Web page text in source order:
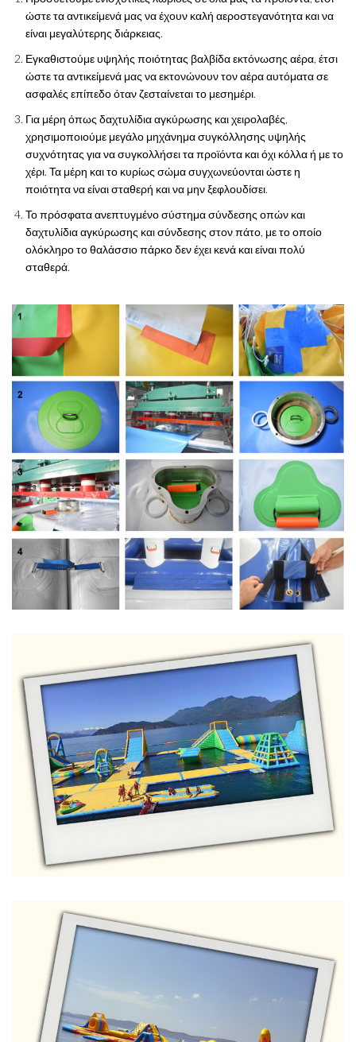
ώστε τα αντικείμενά μας να έχουν καλή αεροστεγανότητα και να
είναι μεγαλύτερης διάρκειας.
Εγκαθιστούμε υψηλής ποιότητας βαλβίδα εκτόνωσης αέρα, έτσι
ώστε τα αντικείμενά μας να εκτονώνουν τον αέρα αυτόματα σε
ασφαλές επίπεδο όταν ζεσταίνεται το μεσημέρι.
Για μέρη όπως δαχτυλίδια αγκύρωσης και χειρολαβές,
χρησιμοποιούμε μεγάλο μηχάνημα συγκόλλησης υψηλής
συχνότητας για να συγκολλήσει τα προϊόντα και όχι κόλλα ή με το
χέρι. Τα μέρη και το κυρίως σώμα συγχωνεύονται ώστε η
ποιότητα να είναι σταθερή και να μην ξεφλουδίσει.
Το πρόσφατα ανεπτυγμένο σύστημα σύνδεσης οπών και
δαχτυλίδια αγκύρωσης και σύνδεσης στον πάτο, με το οποίο
ολόκληρο το θαλάσσιο πάρκο δεν έχει κενά και είναι πολύ
σταθερά.